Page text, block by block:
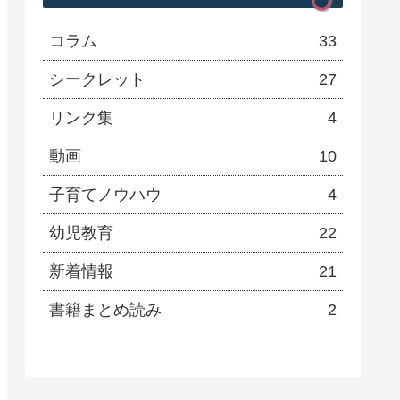
コラム 33
シークレット 27
リンク集 4
動画 10
子育てノウハウ 4
幼児教育 22
新着情報 21
書籍まとめ読み 2